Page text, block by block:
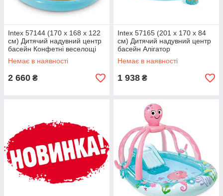
Intex 57144 (170 x 168 x 122
см) Дитячий надувний центр
басейн Конфетні веселощі
Немає в наявності
2 660 ₴
Intex 57165 (201 x 170 x 84
см) Дитячий надувний центр
басейн Алігатор
Немає в наявності
1 938 ₴